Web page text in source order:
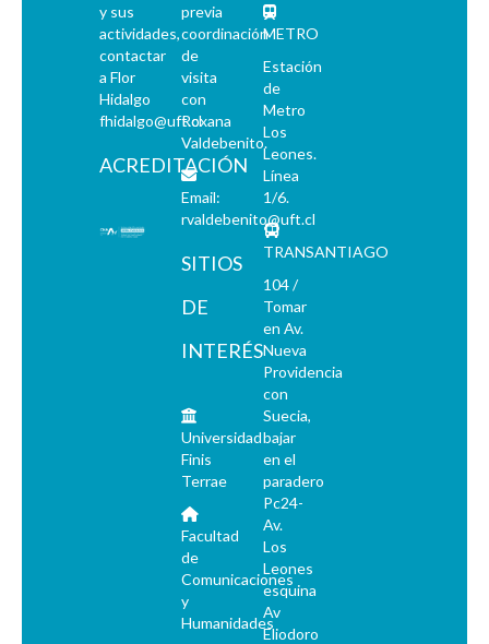
y sus
actividades,
contactar
a Flor
Hidalgo
fhidalgo@uft.cl
ACREDITACIÓN
previa
coordinación
de
visita
con
Roxana
Valdebenito.
Email:
rvaldebenito@uft.cl
SITIOS
DE
INTERÉS
Universidad
Finis
Terrae
Facultad
de
Comunicaciones
y
Humanidades
METRO
Estación
de
Metro
Los
Leones.
Línea
1/6.
TRANSANTIAGO
104 /
Tomar
en Av.
Nueva
Providencia
con
Suecia,
bajar
en el
paradero
Pc24-
Av.
Los
Leones
esquina
Av
Eliodoro